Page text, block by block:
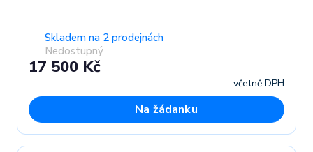
Skladem na 2 prodejnách
Nedostupný
17 500 Kč
včetně DPH
Na žádanku